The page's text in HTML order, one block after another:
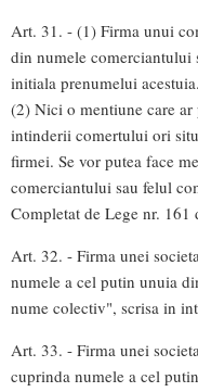
Art. 31. - (1) Firma unui
din numele comerciantului
initiala prenumelui acestuia.
(2) Nici o mentiune care ar
intinderii comertului ori
firmei. Se vor putea face
comerciantului sau felul
Completat de Lege nr.
Art. 32. - Firma unei
numele a cel putin unuia
nume colectiv", scrisa in
Art. 33. - Firma unei
cuprinda numele a cel